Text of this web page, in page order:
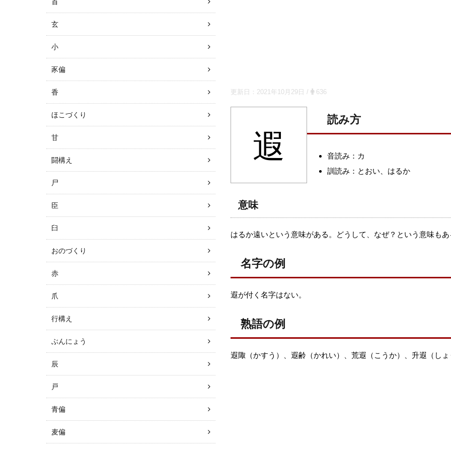
更新日： 2021年10月29日 / 636
遐
読み方
音読み：カ
訓読み：とおい、はるか
意味
はるか遠いという意味がある。どうして、なぜ？という意味もあ
名字の例
遐が付く名字はない。
熟語の例
遐陬（かすう）、遐齢（かれい）、荒遐（こうか）、升遐（しょ
玄
小
豕偏
香
ほこづくり
甘
闘構え
尸
臣
臼
おのづくり
赤
爪
行構え
ぶんにょう
辰
戸
青偏
麦偏